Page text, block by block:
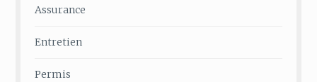
Assurance
Entretien
Permis